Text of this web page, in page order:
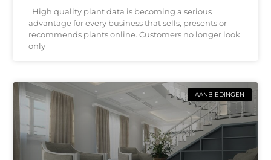
High quality plant data is becoming a serious
advantage for every business that sells, presents or
recommends plants online. Customers no longer look
only
AANBIEDINGEN